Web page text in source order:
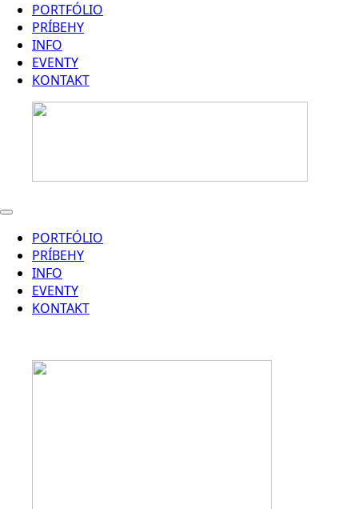
PORTFÓLIO
PRÍBEHY
INFO
EVENTY
KONTAKT
PORTFÓLIO
PRÍBEHY
INFO
EVENTY
KONTAKT